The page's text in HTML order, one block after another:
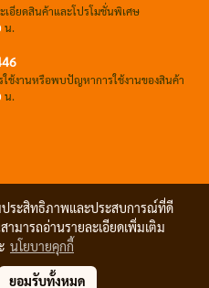
อียดสินค้าและโปรโมชั่นพิเศษ
น.
ช้งานหรือพบปัญหาการใช้งานของสินค้า
น.
ประสิทธิภาพและประสบการณ์ที่ดี
ามารถอ่านรายละเอียดเพิ่มเติม
นโยบายคุกกี้
ยอมรับทั้งหมด